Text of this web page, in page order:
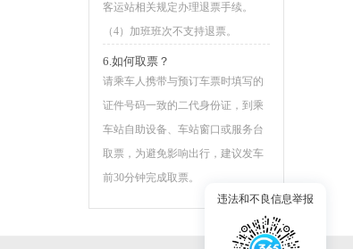
客运站相关规定办理退票手续。
（4）加班班次不支持退票。
6.如何取票？
请乘车人携带与预订车票时填写的
证件号码一致的二代身份证，到乘
车站自助设备、车站窗口或服务台
取票，为避免影响出行，建议发车
前30分钟完成取票。
违法和不良信息举报